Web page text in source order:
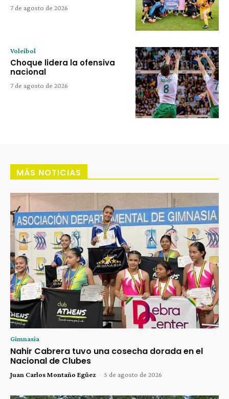
7 de agosto de 2026
Voleibol
Choque lidera la ofensiva
nacional
7 de agosto de 2026
MÁS NOTICIAS
Gimnasia
Nahir Cabrera tuvo una cosecha dorada en el
Nacional de Clubes
Juan Carlos Montaño Egüez - 5 de agosto de 2026